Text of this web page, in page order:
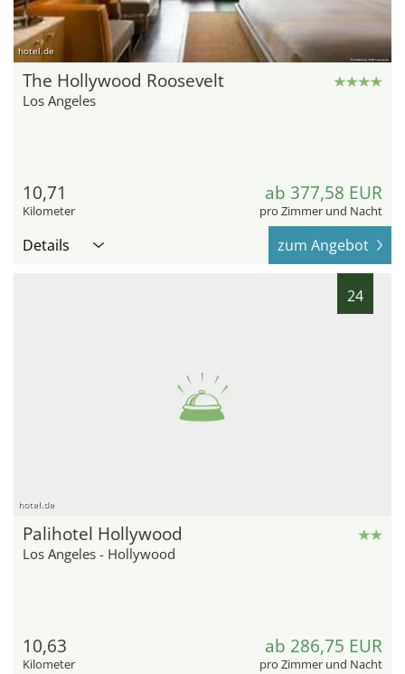
hotel.de
The Hollywood Roosevelt
Los Angeles
10,71
Kilometer
ab 377,58 EUR
pro Zimmer und Nacht
Details zum Angebot
24
hotel.de
Palihotel Hollywood
Los Angeles - Hollywood
10,63
Kilometer
ab 286,75 EUR
pro Zimmer und Nacht